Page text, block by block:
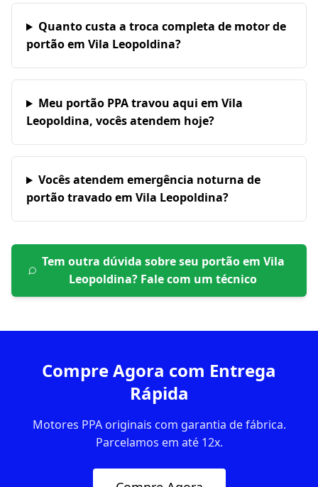
Quanto custa a troca completa de motor de
portão em Vila Leopoldina?
Meu portão PPA travou aqui em Vila
Leopoldina, vocês atendem hoje?
Vocês atendem emergência noturna de
portão travado em Vila Leopoldina?
Tem outra dúvida sobre seu portão em Vila
Leopoldina? Fale com um técnico
Compre Agora com Entrega
Rápida
Motores PPA originais com garantia de fábrica.
Parcelamos em até 12x.